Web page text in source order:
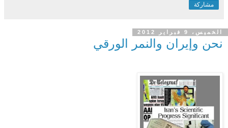
مشاركة
الخميس، 9 فبراير 2012
نحن وإيران والنمر الورقي